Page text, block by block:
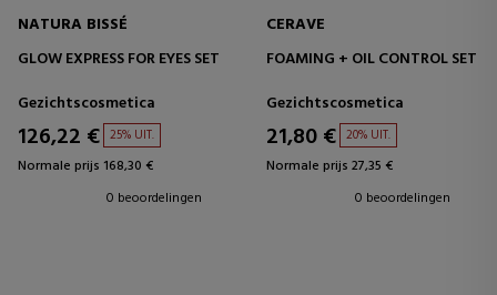
NATURA BISSÉ
GLOW EXPRESS FOR EYES SET
Gezichtscosmetica
126,22 € 25% UIT.
Normale prijs 168,30 €
0 beoordelingen
CERAVE
FOAMING + OIL CONTROL SET
Gezichtscosmetica
21,80 € 20% UIT.
Normale prijs 27,35 €
0 beoordelingen